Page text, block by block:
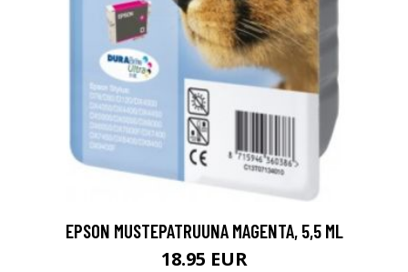
EPSON MUSTEPATRUUNA MAGENTA, 5,5 ML
18.95 EUR